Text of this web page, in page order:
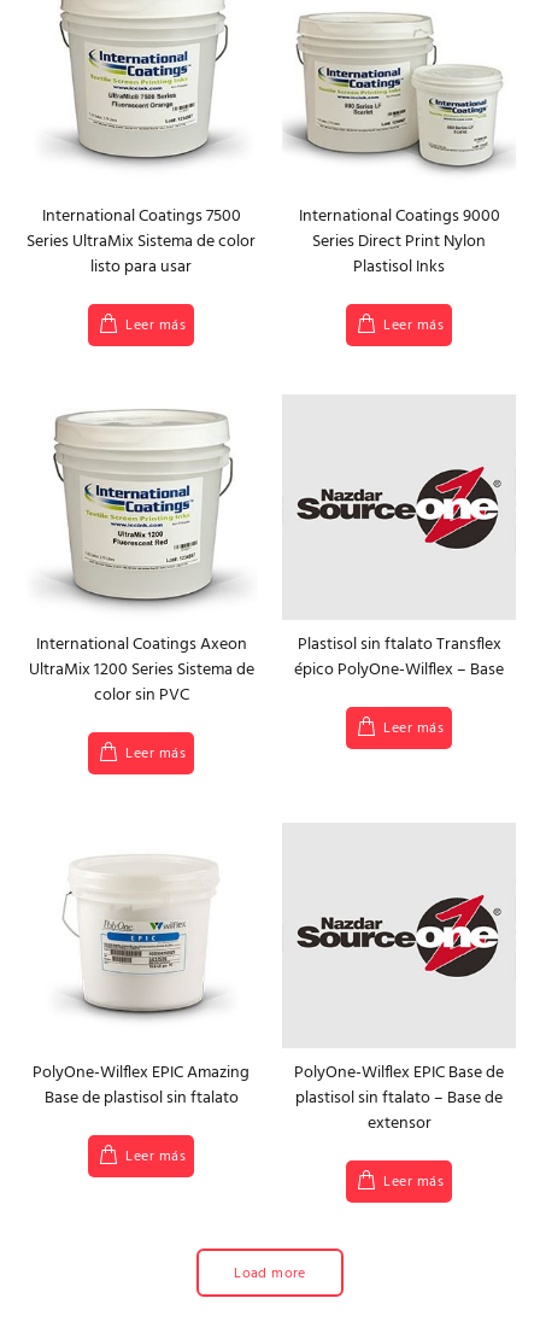
International Coatings 7500
Series UltraMix Sistema de color
listo para usar
Leer más
International Coatings 9000
Series Direct Print Nylon
Plastisol Inks
Leer más
International Coatings Axeon
UltraMix 1200 Series Sistema de
color sin PVC
Leer más
Plastisol sin ftalato Transflex
épico PolyOne-Wilflex – Base
Leer más
PolyOne-Wilflex EPIC Amazing
Base de plastisol sin ftalato
Leer más
PolyOne-Wilflex EPIC Base de
plastisol sin ftalato – Base de
extensor
Leer más
Load more